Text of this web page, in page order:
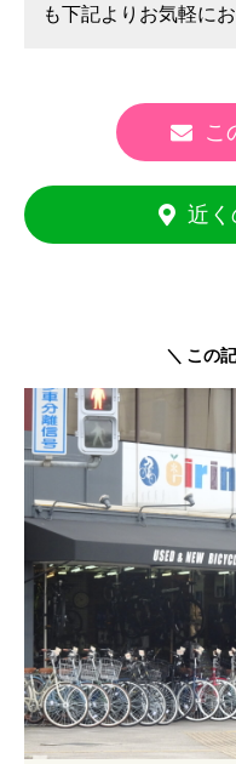
も下記よりお気軽に
こ
近く
＼ この